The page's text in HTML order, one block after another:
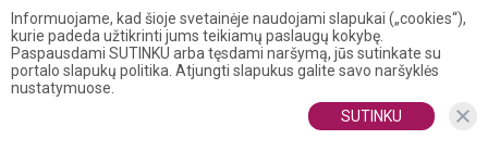
Informuojame, kad šioje svetainėje naudojami slapukai („cookies“),
kurie padeda užtikrinti jums teikiamų paslaugų kokybę.
Paspausdami SUTINKU arba tęsdami naršymą, jūs sutinkate su
portalo slapukų politika. Atjungti slapukus galite savo naršyklės
nustatymuose.
SUTINKU